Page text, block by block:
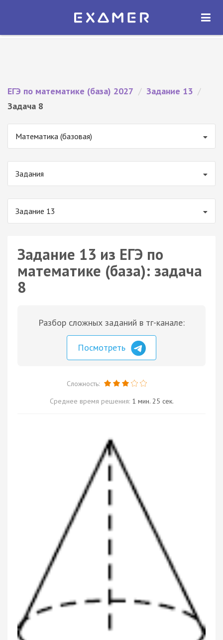
Экзамер — ЕГЭ 2027
ОТКРЫТЬ
ЕГЭ по математике (база) 2027 / Задание 13 /
Задача 8
Математика (базовая)
Задания
Задание 13
Задание 13 из ЕГЭ по
математике (база): задача
8
Разбор сложных заданий в тг-канале:
Посмотреть
Сложность:
Среднее время решения: 1 мин. 25 сек.